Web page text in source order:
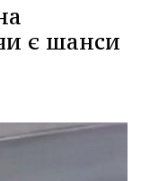
є шанси